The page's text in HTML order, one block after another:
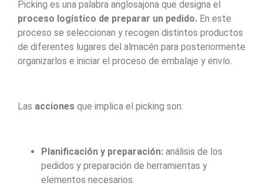
Picking es una palabra anglosajona que designa el
proceso logístico de preparar un pedido. En este
proceso se seleccionan y recogen distintos productos
de diferentes lugares del almacén para posteriormente
organizarlos e iniciar el proceso de embalaje y envío.
Las acciones que implica el picking son:
Planificación y preparación: análisis de los
pedidos y preparación de herramientas y
elementos necesarios.